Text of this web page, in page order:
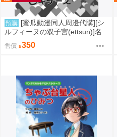
預購 [蜜瓜動漫同人周邊代購][シ
ルフィーヌの双子宮(ettsun)]名
前もよべないビギナーズ【特典
付】(FGO/stay night)(同人誌)
售價 350